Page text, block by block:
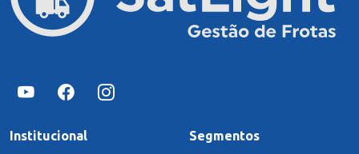
Institucional Segmentos